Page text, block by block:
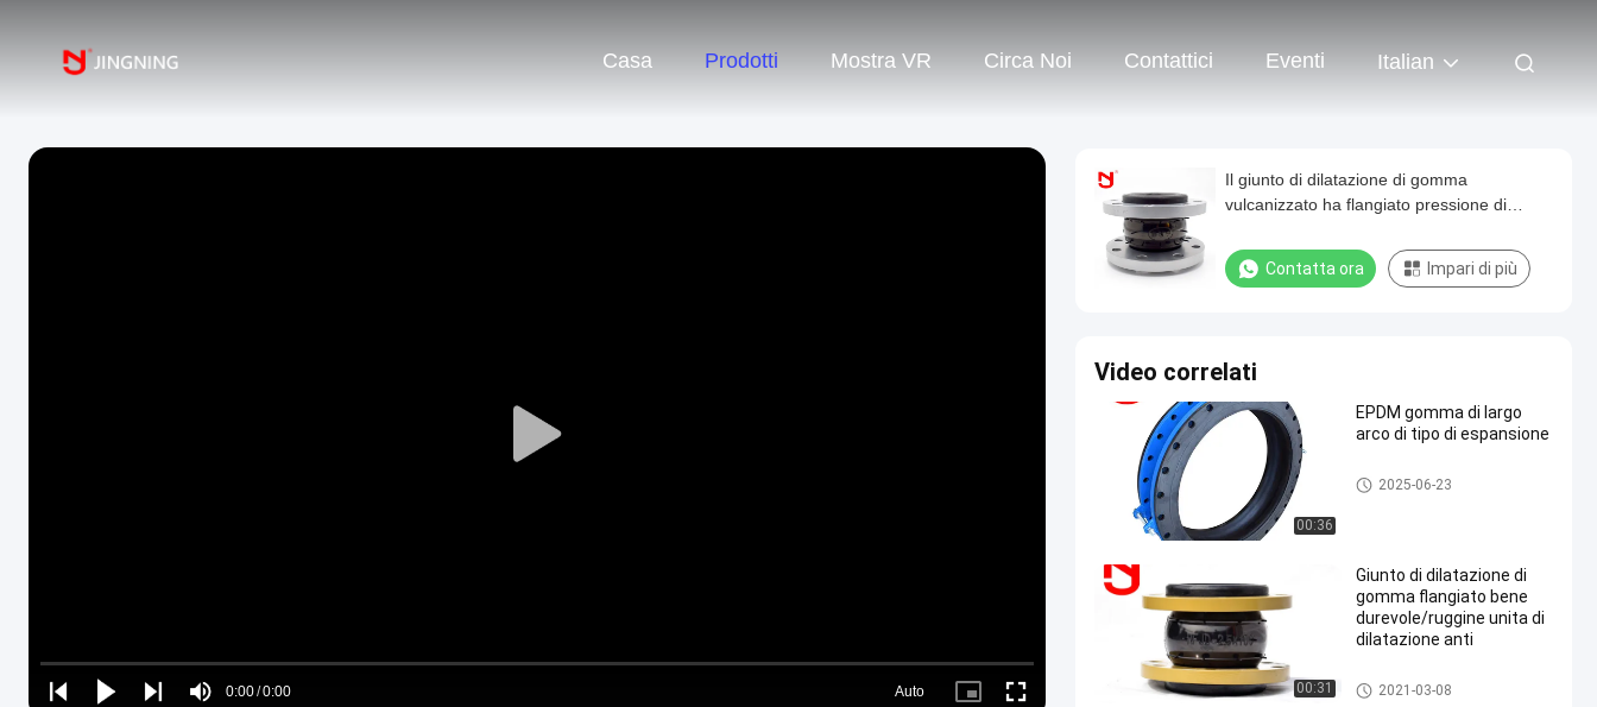
Casa Prodotti Mostra VR Circa Noi Contattici Eventi Italian
Play
Play
Play
Play
Mute0:00/0:00
Loaded:
0%
Auto
Picture- Fullscreen
Il giunto di dilatazione di gomma
vulcanizzato ha flangiato pressione di
Contatta ora Impari di più
Video correlati
00:36
EPDM gomma di largo
arco di tipo di espansione
giunto di dilatazione di gomm
a del epdm
2025-06-23
00:31
Giunto di dilatazione di
gomma flangiato bene
durevole/ruggine unita di
dilatazione anti
Giunto di dilatazione di gomm
a della singola sfera
2021-03-08